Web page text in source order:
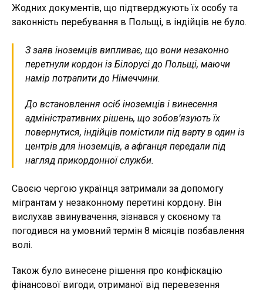
Жодних документів, що підтверджують їх особу та
законність перебування в Польщі, в індійців не було.
З заяв іноземців випливає, що вони незаконно
перетнули кордон із Білорусі до Польщі, маючи
намір потрапити до Німеччини.
До встановлення осіб іноземців і винесення
адміністративних рішень, що зобов’язують їх
повернутися, індійців помістили під варту в один із
центрів для іноземців, а афганця передали під
нагляд прикордонної служби.
Своєю чергою українця затримали за допомогу
мігрантам у незаконному перетині кордону. Він
вислухав звинувачення, зізнався у скоєному та
погодився на умовний термін 8 місяців позбавлення
волі.
Також було винесене рішення про конфіскацію
фінансової вигоди, отриманої від перевезення